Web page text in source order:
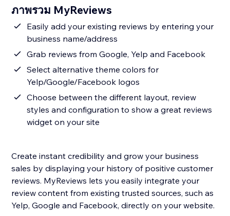
ภาพรวม MyReviews
Easily add your existing reviews by entering your
business name/address
Grab reviews from Google, Yelp and Facebook
Select alternative theme colors for
Yelp/Google/Facebook logos
Choose between the different layout, review
styles and configuration to show a great reviews
widget on your site
Create instant credibility and grow your business
sales by displaying your history of positive customer
reviews. MyReviews lets you easily integrate your
review content from existing trusted sources, such as
Yelp, Google and Facebook, directly on your website.